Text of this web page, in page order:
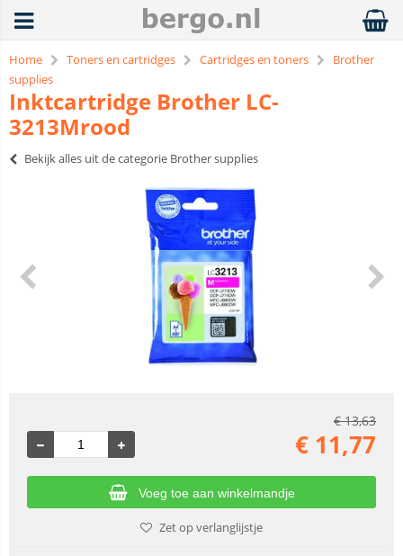
Home Toners en cartridges Cartridges en toners
Brother
supplies
Inktcartridge Brother LC-
3213Mrood
Bekijk alles uit de categorie Brother supplies
€13,63
€ 11,77
Voeg toe aan winkelmandje
Zet op verlanglijstje